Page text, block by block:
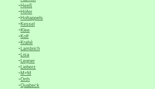
-Heeß
-Höfer
-Holtappels
-Kessel
-Klee
-Kolf
-Krahé
-Lambrich
-Lisa
-Legner
-Lieberz
-M+M
-Orth
-Quabeck